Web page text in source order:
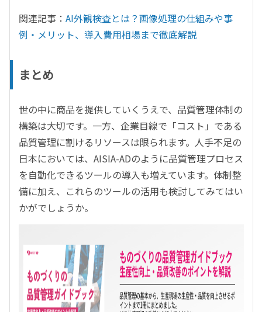
関連記事： AI外観検査とは？画像処理の仕組みや事
例・メリット、導入費用相場まで徹底解説
まとめ
世の中に商品を提供していくうえで、品質管理体制の
構築は大切です。一方、企業目線で「コスト」である
品質管理に割けるリソースは限られます。人手不足の
日本においては、AISIA-ADのように品質管理プロセス
を自動化できるツールの導入も増えています。体制整
備に加え、これらのツールの活用も検討してみてはい
かがでしょうか。